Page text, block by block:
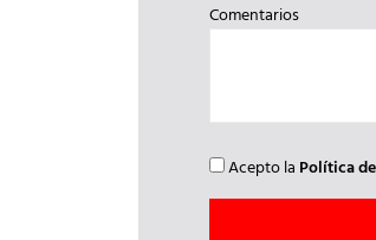
Comentarios
Acepto la Política